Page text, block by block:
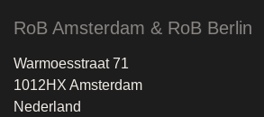
RoB Amsterdam & RoB Berlin
Warmoesstraat 71
1012HX Amsterdam
Nederland